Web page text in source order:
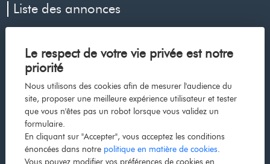
Le respect de votre vie privée est notre
priorité
Nous utilisons des cookies afin de mesurer l'audience du
site, proposer une meilleure expérience utilisateur et tester
que vous n'êtes pas un robot lorsque vous validez un
formulaire.
En cliquant sur "Accepter", vous acceptez les conditions
énoncées dans notre politique en matière de cookies.
Vous pouvez modifier vos préférences de cookies en
Liste des annonces
Maison à vendre à Voiron
Maison à vendre à Les avenieres veyrins thuellin
Maison à vendre à Dolomieu
Maison à vendre à La cote saint andre
Maison à vendre à Bourgoin jallieu
Appartement à vendre à Grenoble